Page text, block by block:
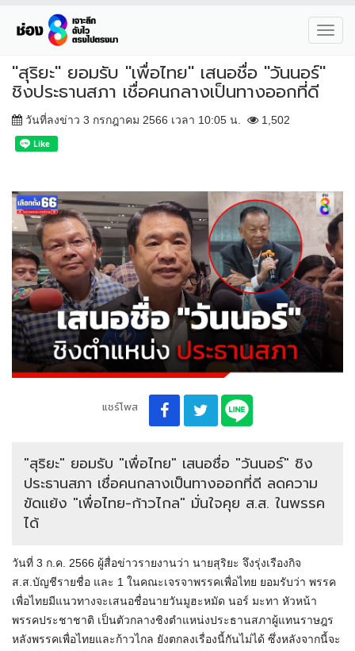
"สุริยะ" ยอมรับ "เพื่อไทย" เสนอชื่อ "วันนอร์"
ชิงประธานสภา เชื่อคนกลางเป็นทางออกที่ดี
วันที่ลงข่าว 3 กรกฎาคม 2566 เวลา 10:05 น. 1,502
แชร์โพส
"สุริยะ" ยอมรับ "เพื่อไทย" เสนอชื่อ "วันนอร์" ชิง
ประธานสภา เชื่อคนกลางเป็นทางออกที่ดี ลดความ
ขัดแย้ง "เพื่อไทย-ก้าวไกล" มั่นใจคุย ส.ส. ในพรรค
ได้
วันที่ 3 ก.ค. 2566 ผู้สื่อข่าวรายงานว่า นายสุริยะ จึงรุ่งเรืองกิจ
ส.ส.บัญชีรายชื่อ และ 1 ในคณะเจรจาพรรคเพื่อไทย ยอมรับว่า พรรค
เพื่อไทยมีแนวทางจะเสนอชื่อนายวันมูฮะหมัด นอร์ มะทา หัวหน้า
พรรคประชาชาติ เป็นตัวกลางชิงตำแหน่งประธานสภาผู้แทนราษฎร
หลังพรรคเพื่อไทยและก้าวไกล ยังตกลงเรื่องนี้กันไม่ได้ ซึ่งหลังจากนี้จะ